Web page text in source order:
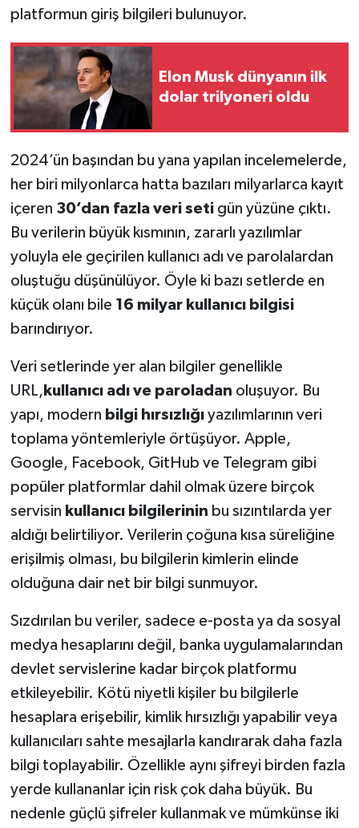
platformun giriş bilgileri bulunuyor.
Elon Musk dünyanın ilk
dolar trilyoneri oldu
2024’ün başından bu yana yapılan incelemelerde,
her biri milyonlarca hatta bazıları milyarlarca kayıt
içeren 30’dan fazla veri seti gün yüzüne çıktı.
Bu verilerin büyük kısmının, zararlı yazılımlar
yoluyla ele geçirilen kullanıcı adı ve parolalardan
oluştuğu düşünülüyor. Öyle ki bazı setlerde en
küçük olanı bile 16 milyar kullanıcı bilgisi
barındırıyor.
Veri setlerinde yer alan bilgiler genellikle
URL, kullanıcı adı ve paroladan oluşuyor. Bu
yapı, modern bilgi hırsızlığı yazılımlarının veri
toplama yöntemleriyle örtüşüyor. Apple,
Google, Facebook, GitHub ve Telegram gibi
popüler platformlar dahil olmak üzere birçok
servisin kullanıcı bilgilerinin bu sızıntılarda yer
aldığı belirtiliyor. Verilerin çoğuna kısa süreliğine
erişilmiş olması, bu bilgilerin kimlerin elinde
olduğuna dair net bir bilgi sunmuyor.
Sızdırılan bu veriler, sadece e-posta ya da sosyal
medya hesaplarını değil, banka uygulamalarından
devlet servislerine kadar birçok platformu
etkileyebilir. Kötü niyetli kişiler bu bilgilerle
hesaplara erişebilir, kimlik hırsızlığı yapabilir veya
kullanıcıları sahte mesajlarla kandırarak daha fazla
bilgi toplayabilir. Özellikle aynı şifreyi birden fazla
yerde kullananlar için risk çok daha büyük. Bu
nedenle güçlü şifreler kullanmak ve mümkünse iki